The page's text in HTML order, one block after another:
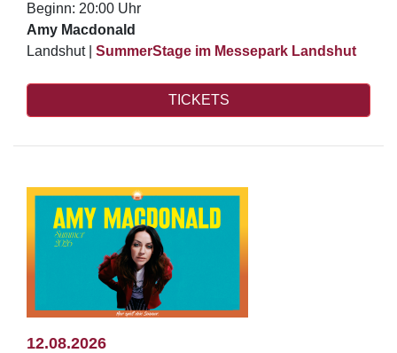
Beginn: 20:00 Uhr
Amy Macdonald
Landshut | SummerStage im Messepark Landshut
TICKETS
12.08.2026